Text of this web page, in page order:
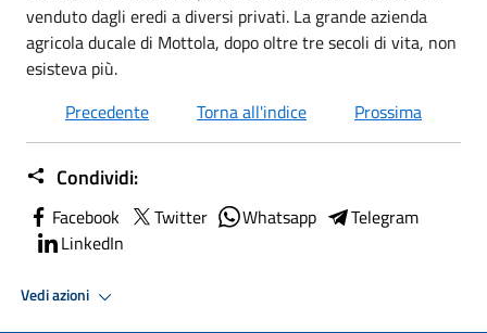
venduto dagli eredi a diversi privati. La grande azienda
agricola ducale di Mottola, dopo oltre tre secoli di vita, non
esisteva più.
Precedente
Torna all'indice Prossima
Condividi:
Facebook Twitter Whatsapp
Telegram
LinkedIn
Vedi azioni